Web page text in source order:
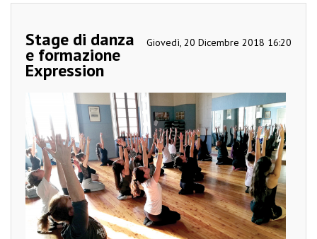
Giovedì, 20 Dicembre 2018 16:20
Stage di danza
e formazione
Expression